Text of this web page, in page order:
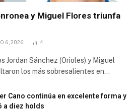
y Miguel Flores triunfa
6, 2026 4
Jordan Sánchez (Orioles) y Miguel
los más sobresalientes en…
Cano continúa en excelente forma y
a diez holds